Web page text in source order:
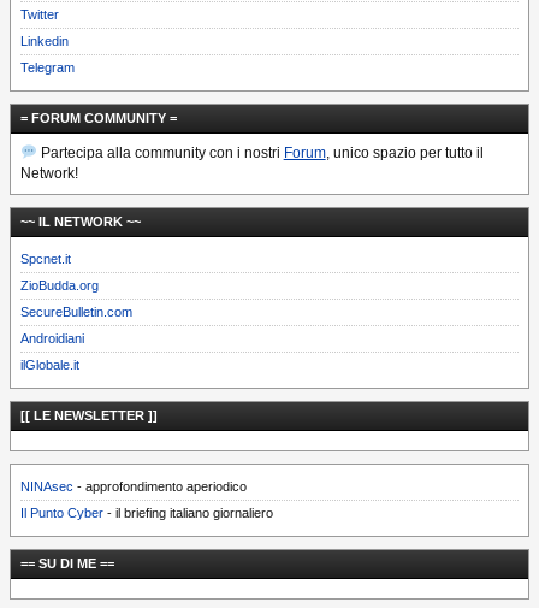
Twitter
Linkedin
Telegram
= FORUM COMMUNITY =
Partecipa alla community con i nostri Forum, unico spazio per tutto il
Network!
~~ IL NETWORK ~~
Spcnet.it
ZioBudda.org
SecureBulletin.com
Androidiani
ilGlobale.it
[[ LE NEWSLETTER ]]
NINAsec - approfondimento aperiodico
Il Punto Cyber - il briefing italiano giornaliero
== SU DI ME ==